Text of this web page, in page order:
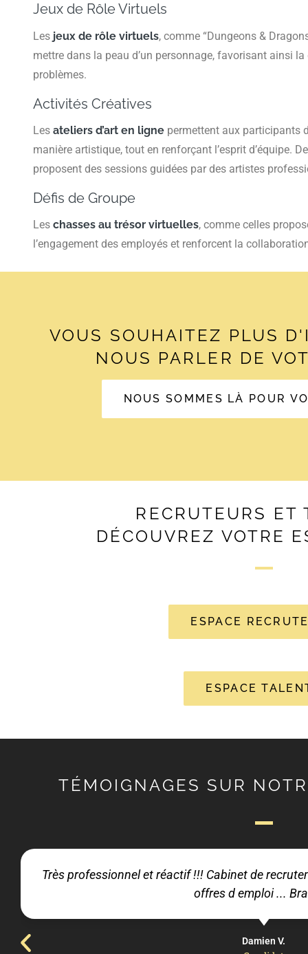
Jeux de Rôle Virtuels
Les jeux de rôle virtuels, comme “Dungeons &
mettre dans la peau d’un personnage, favorisant ainsi
problèmes.
Activités Créatives
Lesateliers d’art en ligne permettent aux participants
manière artistique, tout en renforçant l’esprit d’équipe.
proposent des sessions guidées par des artistes
Défis de Groupe
Leschasses au trésor virtuelles, comme celles
l’engagement des employés et renforcent la
VOUS SOUHAITEZ PLUS
NOUS PARLER DE
NOUS SOMMES LÀ POUR
RECRUTEURS ET
DÉCOUVREZ VOTRE
ESPACE
ESPACE
TÉMOIGNAGES SUR
Très professionnel et réactif !!! Cabinet de
offres d emploi ...
Damien V.